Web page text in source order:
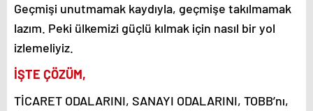
Geçmişi unutmamak kaydıyla, geçmişe takılmamak
lazım. Peki ülkemizi güçlü kılmak için nasıl bir yol
izlemeliyiz.
İŞTE ÇÖZÜM,
TİCARET ODALARINI, SANAYI ODALARINI, TOBB’nı,